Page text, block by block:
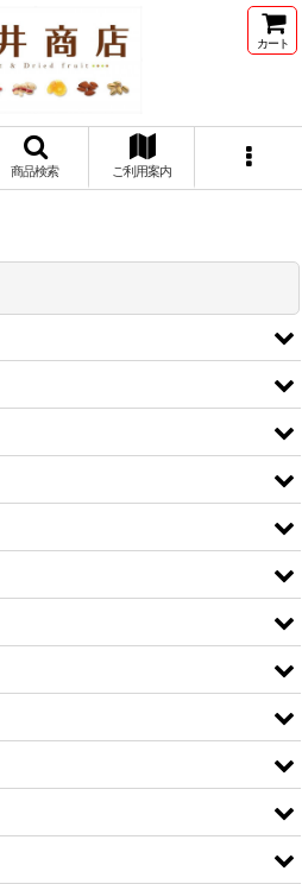
カート
商品検索 ご利用案内